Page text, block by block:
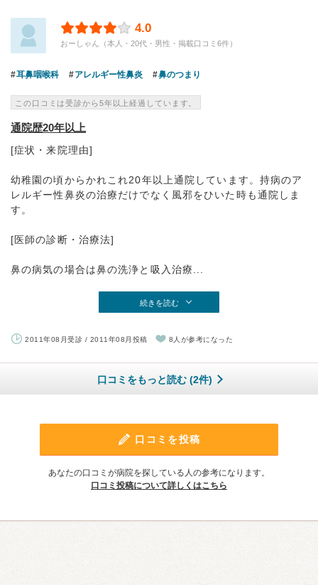
4.0
おーしゃん（本人・20代・男性・掲載口コミ6件）
耳鼻咽喉科 アレルギー性鼻炎 鼻のつまり
この口コミは受診から5年以上経過しています。
通院歴20年以上
[症状・来院理由]
幼稚園の頃からかれこれ20年以上通院しています。持病のア
レルギー性鼻炎の治療だけでなく風邪をひいた時も通院しま
す。
[医師の診断・治療法]
鼻の病気の場合は鼻の洗浄と吸入治療...
続きを読む
2011年08月受診 / 2011年08月投稿 8人が参考になった
口コミをもっと読む (2件)
口コミを投稿
あなたの口コミが病院を探している人の参考になります。
口コミ投稿について詳しくはこちら